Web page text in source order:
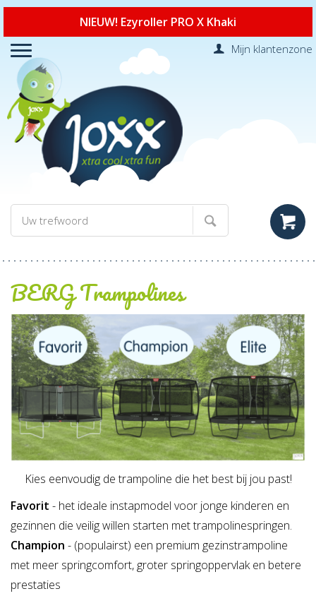
NIEUW! Ezyroller PRO X Khaki
Mijn klantenzone
BERG Trampolines
Kies eenvoudig de trampoline die het best bij jou past!
Favorit - het ideale instapmodel voor jonge kinderen en
gezinnen die veilig willen starten met trampolinespringen.
Champion - (populairst) een premium gezinstrampoline
met meer springcomfort, groter springoppervlak en betere
prestaties